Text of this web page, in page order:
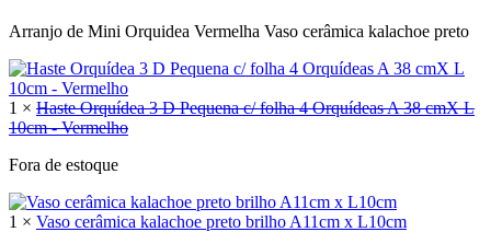
Arranjo de Mini Orquidea Vermelha Vaso cerâmica kalachoe preto
1 × Haste Orquídea 3 D Pequena c/ folha 4 Orquídeas A 38 cmX L
10cm - Vermelho
Fora de estoque
1 × Vaso cerâmica kalachoe preto brilho A11cm x L10cm